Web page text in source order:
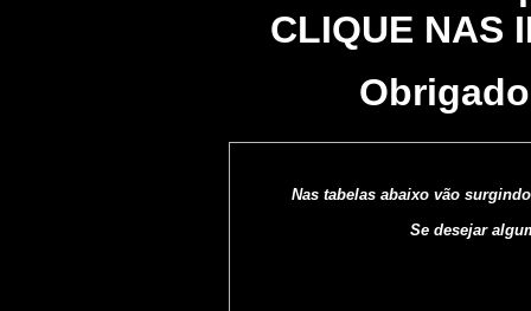
CLIQUE NAS
Nas tabelas abaixo vão
Se desejar